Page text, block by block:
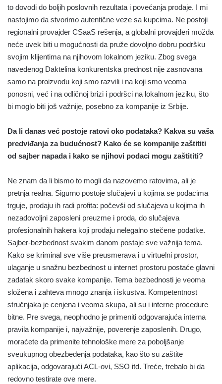
to dovodi do boljih poslovnih rezultata i povećanja prodaje. I mi
nastojimo da stvorimo autentične veze sa kupcima. Ne postoji
regionalni provajder CSaaS rešenja, a globalni provajderi možda
neće uvek biti u mogućnosti da pruže dovoljno dobru podršku
svojim klijentima na njihovom lokalnom jeziku. Zbog svega
navedenog Daktelina konkurentska prednost nije zasnovana
samo na proizvodu koji smo razvili i na koji smo veoma
ponosni, već i na odličnoj brizi i podršci na lokalnom jeziku, što
bi moglo biti još važnije, posebno za kompanije iz Srbije.
Da li danas već postoje ratovi oko podataka? Kakva su vaša
predviđanja za budućnost? Kako će se kompanije zaštititi
od sajber napada i kako se njihovi podaci mogu zaštititi?
Ne znam da li bismo to mogli da nazovemo ratovima, ali je
pretnja realna. Sigurno postoje slučajevi u kojima se podacima
trguje, prodaju ih radi profita: počevši od slučajeva u kojima ih
nezadovoljni zaposleni preuzme i proda, do slučajeva
profesionalnih hakera koji prodaju nelegalno stečene podatke.
Sajber-bezbednost svakim danom postaje sve važnija tema.
Kako se kriminal sve više preusmerava i u virtuelni prostor,
ulaganje u snažnu bezbednost u internet prostoru postaće glavni
zadatak skoro svake kompanije. Tema bezbednosti je veoma
složena i zahteva mnogo znanja i iskustva. Kompetentnost
stručnjaka je cenjena i veoma skupa, ali su i interne procedure
bitne. Pre svega, neophodno je primeniti odgovarajuća interna
pravila kompanije i, najvažnije, poverenje zaposlenih. Drugo,
moraćete da primenite tehnološke mere za poboljšanje
sveukupnog obezbeđenja podataka, kao što su zaštite
aplikacija, odgovarajući ACL-ovi, SSO itd. Treće, trebalo bi da
redovno testirate ove mere.